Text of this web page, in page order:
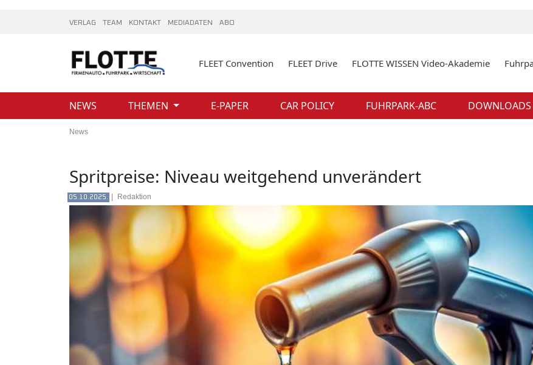
VERLAG TEAM KONTAKT MEDIADATEN ABO
FLEET Convention FLEET Drive FLOTTE WISSEN Video-Akademie
NEWS THEMEN E-PAPER CAR POLICY FUHRPARK-ABC DOWNLOADS
News
Spritpreise: Niveau weitgehend unverändert
05.10.2025. Redaktion